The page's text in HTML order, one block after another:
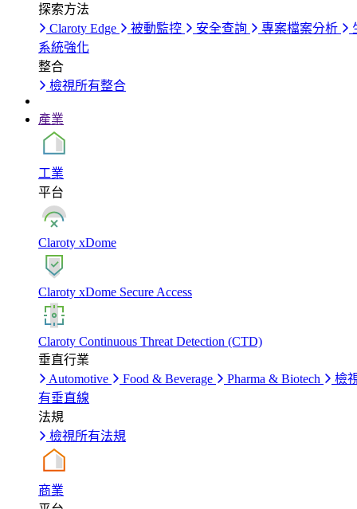
探索方法
Claroty Edge
被動監控 安全查詢 專案檔案分析
系統強化
整合
檢視所有整合
產業
工業
平台
Claroty xDome
Claroty xDome Secure Access
Claroty Continuous Threat Detection (CTD)
垂直行業
Automotive
Food & Beverage Pharma & Biotech
檢
有垂直線
法規
檢視所有法規
商業